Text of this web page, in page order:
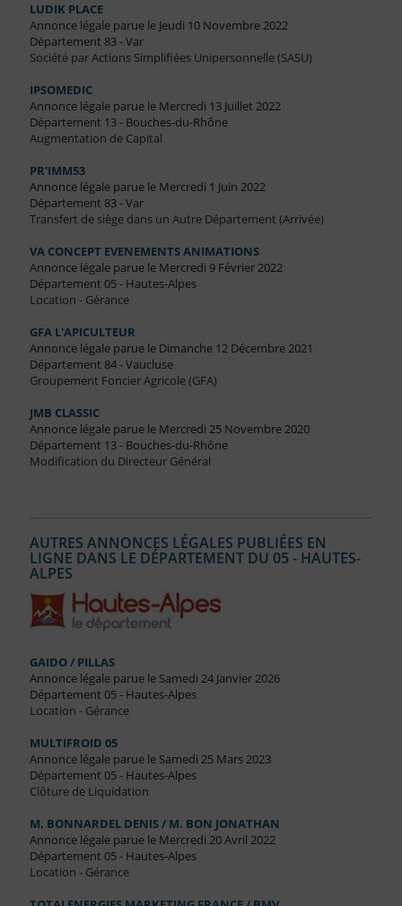
LUDIK PLACE
Annonce légale parue le Jeudi 10 Novembre 2022
Département 83 - Var
Société par Actions Simplifiées Unipersonnelle (SASU)
IPSOMEDIC
Annonce légale parue le Mercredi 13 Juillet 2022
Département 13 - Bouches-du-Rhône
Augmentation de Capital
PR'IMM53
Annonce légale parue le Mercredi 1 Juin 2022
Département 83 - Var
Transfert de siège dans un Autre Département (Arrivée)
VA CONCEPT EVENEMENTS ANIMATIONS
Annonce légale parue le Mercredi 9 Février 2022
Département 05 - Hautes-Alpes
Location - Gérance
GFA L'APICULTEUR
Annonce légale parue le Dimanche 12 Décembre 2021
Département 84 - Vaucluse
Groupement Foncier Agricole (GFA)
JMB CLASSIC
Annonce légale parue le Mercredi 25 Novembre 2020
Département 13 - Bouches-du-Rhône
Modification du Directeur Général
AUTRES ANNONCES LÉGALES PUBLIÉES EN
LIGNE DANS LE DÉPARTEMENT DU 05 - HAUTES-
ALPES
GAIDO / PILLAS
Annonce légale parue le Samedi 24 Janvier 2026
Département 05 - Hautes-Alpes
Location - Gérance
MULTIFROID 05
Annonce légale parue le Samedi 25 Mars 2023
Département 05 - Hautes-Alpes
Clôture de Liquidation
M. BONNARDEL DENIS / M. BON JONATHAN
Annonce légale parue le Mercredi 20 Avril 2022
Département 05 - Hautes-Alpes
Location - Gérance